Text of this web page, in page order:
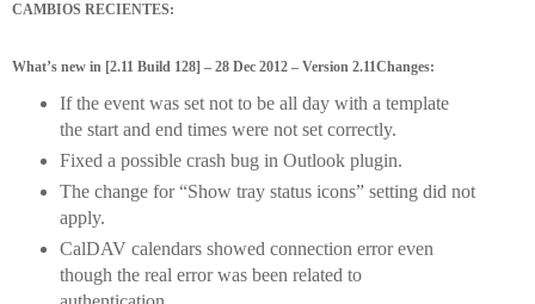
CAMBIOS RECIENTES:
What’s new in [2.11 Build 128] – 28 Dec 2012 – Version 2.11Changes:
If the event was set not to be all day with a template
the start and end times were not set correctly.
Fixed a possible crash bug in Outlook plugin.
The change for “Show tray status icons” setting did not
apply.
CalDAV calendars showed connection error even
though the real error was been related to